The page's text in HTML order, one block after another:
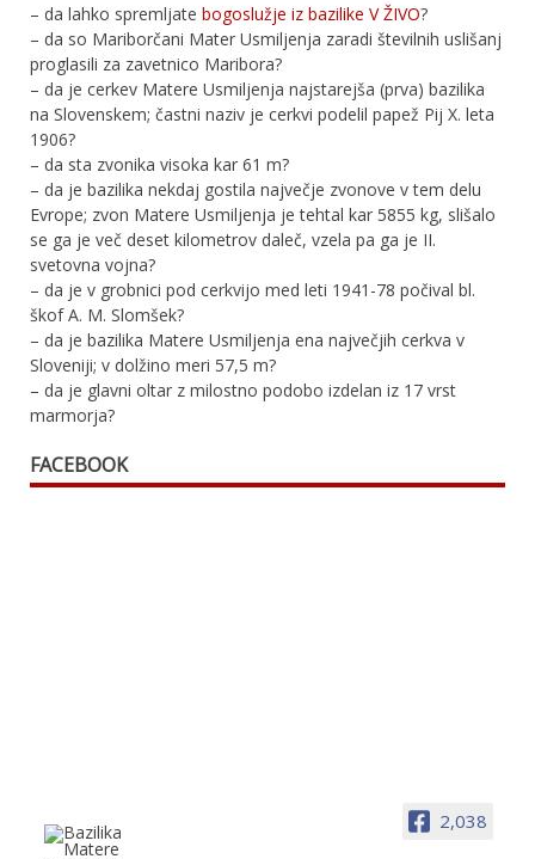
– da lahko spremljate bogoslužje iz bazilike V ŽIVO?
– da so Mariborčani Mater Usmiljenja zaradi številnih uslišanj
proglasili za zavetnico Maribora?
– da je cerkev Matere Usmiljenja najstarejša (prva) bazilika
na Slovenskem; častni naziv je cerkvi podelil papež Pij X. leta
1906?
– da sta zvonika visoka kar 61 m?
– da je bazilika nekdaj gostila največje zvonove v tem delu
Evrope; zvon Matere Usmiljenja je tehtal kar 5855 kg, slišalo
se ga je več deset kilometrov daleč, vzela pa ga je II.
svetovna vojna?
– da je v grobnici pod cerkvijo med leti 1941-78 počival bl.
škof A. M. Slomšek?
– da je bazilika Matere Usmiljenja ena največjih cerkva v
Sloveniji; v dolžino meri 57,5 m?
– da je glavni oltar z milostno podobo izdelan iz 17 vrst
marmorja?
FACEBOOK
2,038